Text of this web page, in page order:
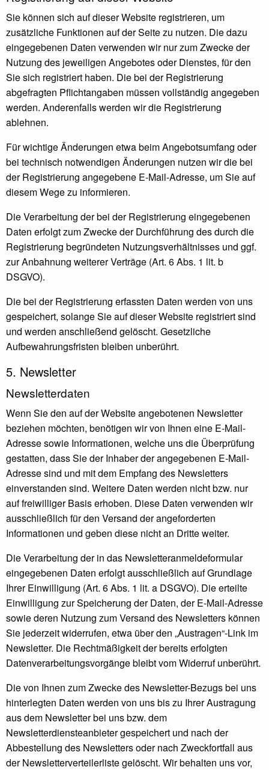
Sie können sich auf dieser Website registrieren, um
zusätzliche Funktionen auf der Seite zu nutzen. Die dazu
eingegebenen Daten verwenden wir nur zum Zwecke der
Nutzung des jeweiligen Angebotes oder Dienstes, für den
Sie sich registriert haben. Die bei der Registrierung
abgefragten Pflichtangaben müssen vollständig angegeben
werden. Anderenfalls werden wir die Registrierung
ablehnen.
Für wichtige Änderungen etwa beim Angebotsumfang oder
bei technisch notwendigen Änderungen nutzen wir die bei
der Registrierung angegebene E-Mail-Adresse, um Sie auf
diesem Wege zu informieren.
Die Verarbeitung der bei der Registrierung eingegebenen
Daten erfolgt zum Zwecke der Durchführung des durch die
Registrierung begründeten Nutzungsverhältnisses und ggf.
zur Anbahnung weiterer Verträge (Art. 6 Abs. 1 lit. b
DSGVO).
Die bei der Registrierung erfassten Daten werden von uns
gespeichert, solange Sie auf dieser Website registriert sind
und werden anschließend gelöscht. Gesetzliche
Aufbewahrungsfristen bleiben unberührt.
5. Newsletter
Newsletter­daten
Wenn Sie den auf der Website angebotenen Newsletter
beziehen möchten, benötigen wir von Ihnen eine E-Mail-
Adresse sowie Informationen, welche uns die Überprüfung
gestatten, dass Sie der Inhaber der angegebenen E-Mail-
Adresse sind und mit dem Empfang des Newsletters
einverstanden sind. Weitere Daten werden nicht bzw. nur
auf freiwilliger Basis erhoben. Diese Daten verwenden wir
ausschließlich für den Versand der angeforderten
Informationen und geben diese nicht an Dritte weiter.
Die Verarbeitung der in das Newsletteranmeldeformular
eingegebenen Daten erfolgt ausschließlich auf Grundlage
Ihrer Einwilligung (Art. 6 Abs. 1 lit. a DSGVO). Die erteilte
Einwilligung zur Speicherung der Daten, der E-Mail-Adresse
sowie deren Nutzung zum Versand des Newsletters können
Sie jederzeit widerrufen, etwa über den „Austragen“-Link im
Newsletter. Die Rechtmäßigkeit der bereits erfolgten
Datenverarbeitungsvorgänge bleibt vom Widerruf unberührt.
Die von Ihnen zum Zwecke des Newsletter-Bezugs bei uns
hinterlegten Daten werden von uns bis zu Ihrer Austragung
aus dem Newsletter bei uns bzw. dem
Newsletterdiensteanbieter gespeichert und nach der
Abbestellung des Newsletters oder nach Zweckfortfall aus
der Newsletterverteilerliste gelöscht. Wir behalten uns vor,